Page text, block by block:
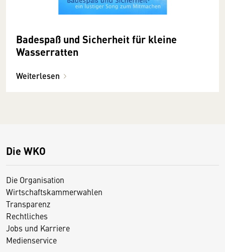
Badespaß und Sicherheit für kleine
Wasserratten
Weiterlesen
Die WKO
Die Organisation
Wirtschaftskammerwahlen
Transparenz
Rechtliches
Jobs und Karriere
Medienservice